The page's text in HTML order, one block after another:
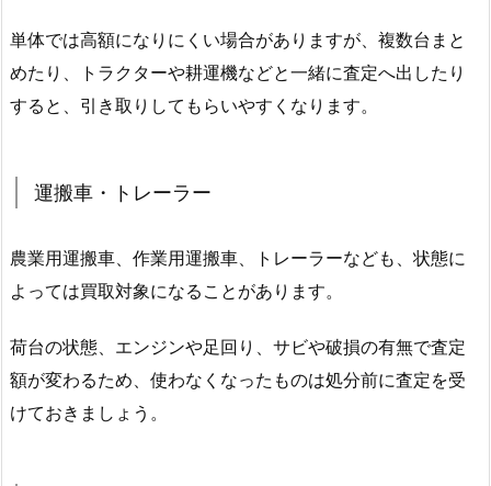
単体では高額になりにくい場合がありますが、複数台まと
めたり、トラクターや耕運機などと一緒に査定へ出したり
すると、引き取りしてもらいやすくなります。
運搬車・トレーラー
農業用運搬車、作業用運搬車、トレーラーなども、状態に
よっては買取対象になることがあります。
荷台の状態、エンジンや足回り、サビや破損の有無で査定
額が変わるため、使わなくなったものは処分前に査定を受
けておきましょう。